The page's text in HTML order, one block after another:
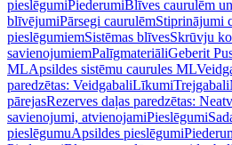
pieslēgumiPiederumiBlīves caurulēm
blīvējumiPārsegi caurulēmStiprinājumi
pieslēgumiemSistēmas blīvesSkrūvju
savienojumiemPalīgmateriāliGeberit
MLApsildes sistēmu caurules ML
paredzētas: VeidgabaliLīkumiTrejgabali
pārejasRezerves daļas paredzētas:
savienojumi, atvienojamiPieslēgumi
pieslēgumuApsildes pieslēgumi